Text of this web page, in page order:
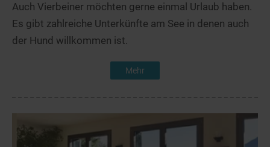
Auch Vierbeiner möchten gerne einmal Urlaub haben.
Es gibt zahlreiche Unterkünfte am See in denen auch
der Hund willkommen ist.
Mehr